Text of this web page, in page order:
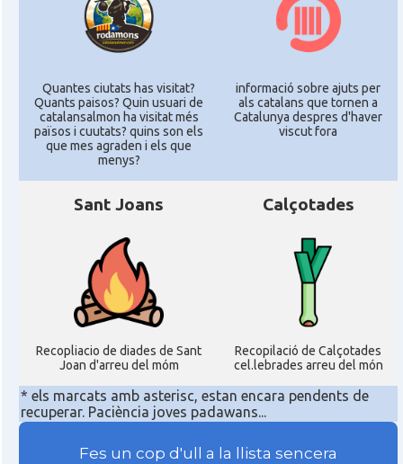
Quantes ciutats has visitat?
Quants paisos? Quin usuari de
catalansalmon ha visitat més
països i cuutats? quins son els
que mes agraden i els que
menys?
informació sobre ajuts per
als catalans que tornen a
Catalunya despres d'haver
viscut fora
Sant Joans
Recopliacio de diades de Sant
Joan d'arreu del móm
Calçotades
Recopilació de Calçotades
cel.lebrades arreu del món
* els marcats amb asterisc, estan encara pendents de
recuperar. Paciència joves padawans...
Fes un cop d'ull a la llista sencera